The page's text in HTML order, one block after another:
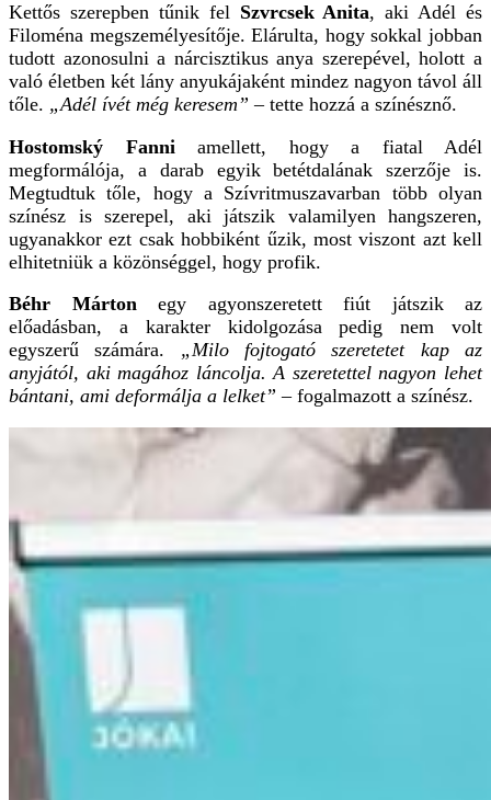
Kettős szerepben tűnik fel Szvrcsek Anita, aki Adél és
Filoména megszemélyesítője. Elárulta, hogy sokkal jobban
tudott azonosulni a nárcisztikus anya szerepével, holott a
való életben két lány anyukájaként mindez nagyon távol áll
tőle. „Adél ívét még keresem”– tette hozzá a színésznő.
Hostomský Fanni amellett, hogy a fiatal Adél
megformálója, a darab egyik betétdalának szerzője is.
Megtudtuk tőle, hogy a Szívritmuszavarban több olyan
színész is szerepel, aki játszik valamilyen hangszeren,
ugyanakkor ezt csak hobbiként űzik, most viszont azt kell
elhitetniük a közönséggel, hogy profik.
Béhr Mártonegy agyonszeretett fiút játszik az
előadásban, a karakter kidolgozása pedig nem volt
egyszerű számára. „Milo fojtogató szeretetet kap az
anyjától, aki magához láncolja. A szeretettel nagyon lehet
bántani, ami deformálja a lelket” – fogalmazott a színész.